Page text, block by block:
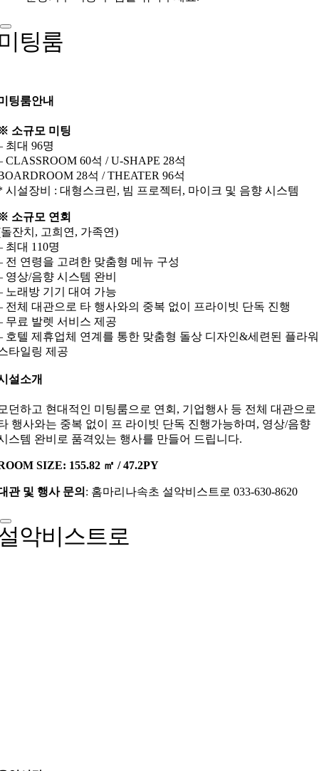
팅룸
팅룸안내
소규모 미팅
최대 96명
CLASSROOM 60석 / U-SHAPE 28석
28석 / THEATER 96석
시설장비 : 대형스크린, 빔 프로젝터, 마이크 및 음향 시스템
소규모 연회
잔치, 고희연, 가족연)
최대 110명
전 연령을 고려한 맞춤형 메뉴 구성
영상/음향 시스템 완비
노래방 기기 대여 가능
전체 대관으로 타 행사와의 중복 없이 프라이빗 단독 진행
무료 발렛 서비스 제공
호텔 제휴업체 연계를 통한 맞춤형 돌상 디자인&세련된 플라워
타일링 제공
설소개
던하고 현대적인 미팅룸으로 연회, 기업행사 등 전체 대관으로
행사와는 중복 없이 프 라이빗 단독 진행가능하며, 영상/음향
스템 완비로 품격있는 행사를 만들어 드립니다.
SIZE: 155.82 ㎡ / 47.2PY
관 및 행사 문의 : 홈마리나속초 설악비스트로 033-630-8620
악비스트로